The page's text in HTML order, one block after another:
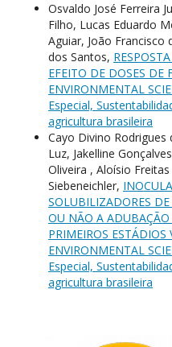
Osvaldo José Ferreira
Filho, Lucas Eduardo
Aguiar, João
dos Santos,
EFEITO DE DOSES DE
ENVIRONMENTAL
Especial,
agricultura brasileira
Cayo Divino Rodrigues
Luz, Jakelline
Oliveira , Aloísio
Siebeneichler,
SOLUBILIZADORES
OU NÃO A
PRIMEIROS ESTÁDIOS
ENVIRONMENTAL
Especial,
agricultura brasileira